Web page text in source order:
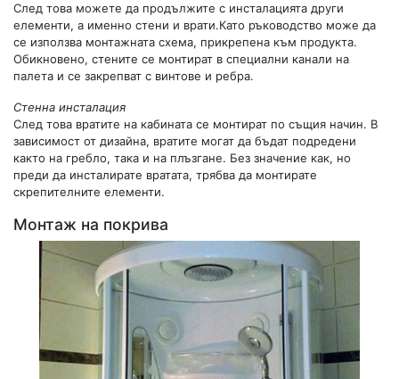
След това можете да продължите с инсталацията други
елементи, а именно стени и врати.Като ръководство може да
се използва монтажната схема, прикрепена към продукта.
Обикновено, стените се монтират в специални канали на
палета и се закрепват с винтове и ребра.
Стенна инсталация
След това вратите на кабината се монтират по същия начин. В
зависимост от дизайна, вратите могат да бъдат подредени
както на гребло, така и на плъзгане. Без значение как, но
преди да инсталирате вратата, трябва да монтирате
скрепителните елементи.
Монтаж на покрива